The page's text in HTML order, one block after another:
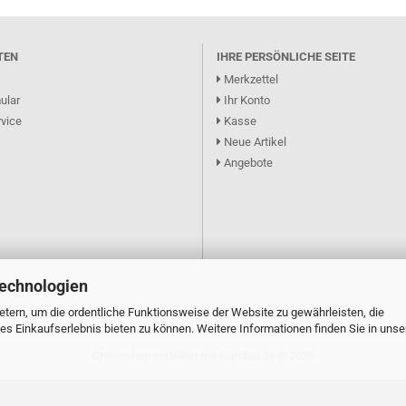
um die ordentliche Funktionsweise der Website zu gewährleisten, die
Einkaufserlebnis bieten zu können. Weitere Informationen finden Sie in
IHRE PERSÖNLICHE SEITE
Merkzettel
Ihr Konto
Kasse
Neue Artikel
Angebote